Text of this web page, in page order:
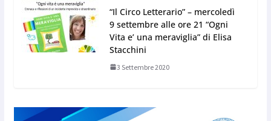
“Il Circo Letterario” – mercoledì
9 settembre alle ore 21 “Ogni
Vita e’ una meraviglia” di Elisa
Stacchini
3 Settembre 2020